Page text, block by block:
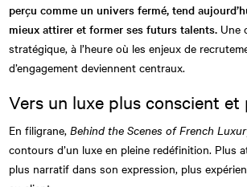
perçu comme un univers fermé, tend
mieux attirer et former ses futurs talents. Une
stratégique, à l’heure où les enjeux de
d’engagement deviennent centraux.
Vers un luxe plus conscient
En filigrane,Behind the Scenes of French
contours d’un luxe en pleine redéfinition. Plus
plus narratif dans son expression, plus